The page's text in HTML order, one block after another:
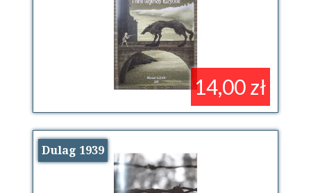
14,00 zł
Dulag 1939